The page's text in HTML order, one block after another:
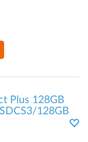
Plus 128GB
128GB